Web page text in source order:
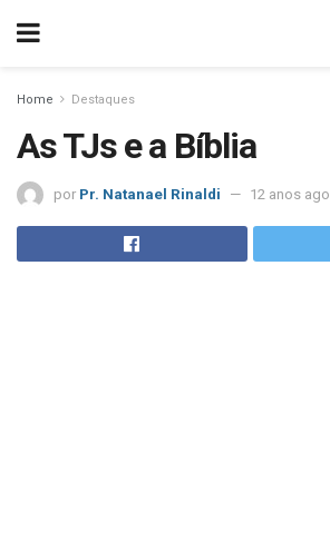
Home Destaques
As TJs e a Bíblia
por Pr. Natanael Rinaldi 12 anos ago